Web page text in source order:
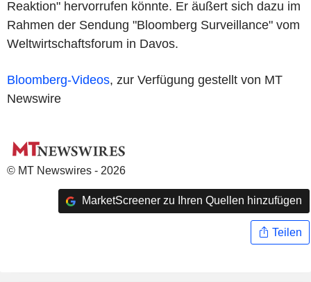
Reaktion" hervorrufen könnte. Er äußert sich dazu im
Rahmen der Sendung "Bloomberg Surveillance" vom
Weltwirtschaftsforum in Davos.
Bloomberg-Videos, zur Verfügung gestellt von MT
Newswire
© MT Newswires - 2026
MarketScreener zu Ihren Quellen hinzufügen
Teilen